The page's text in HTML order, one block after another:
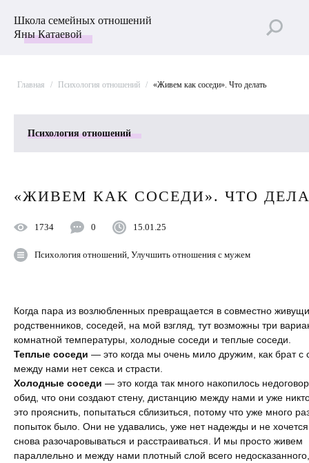
Школа семейных отношений
Яны Катаевой
Главная / Психология отношений / «Живем как соседи». Что делать
«ЖИВЕМ КАК СОСЕДИ». ЧТО
1734 0 15.01.25
Психология отношений Улучшить отношения с мужем
Когда пара из возлюбленных превращается в совместно
родственников, соседей, на мой взгляд, тут возможны три
комнатной температуры, холодные соседи и теплые соседи.
Теплые соседи — это когда мы очень мило дружим, как брат с
между нами нет секса и страсти.
Холодные соседи — это когда так много накопилось
обид, что они создают стену, дистанцию между нами и уже
это прояснить, попытаться сблизиться, потому что уже много
попыток было. Они не удавались, уже нет надежды и не хочется
снова разочаровываться и расстраиваться. И мы просто живем
параллельно и между нами плотный слой всего недосказанного,
Лучшие статьи
Пройти Тест
Психология отношений
Измена
Развод
Кинозал
Сделать семью дружной
Воспитать детей счастливыми